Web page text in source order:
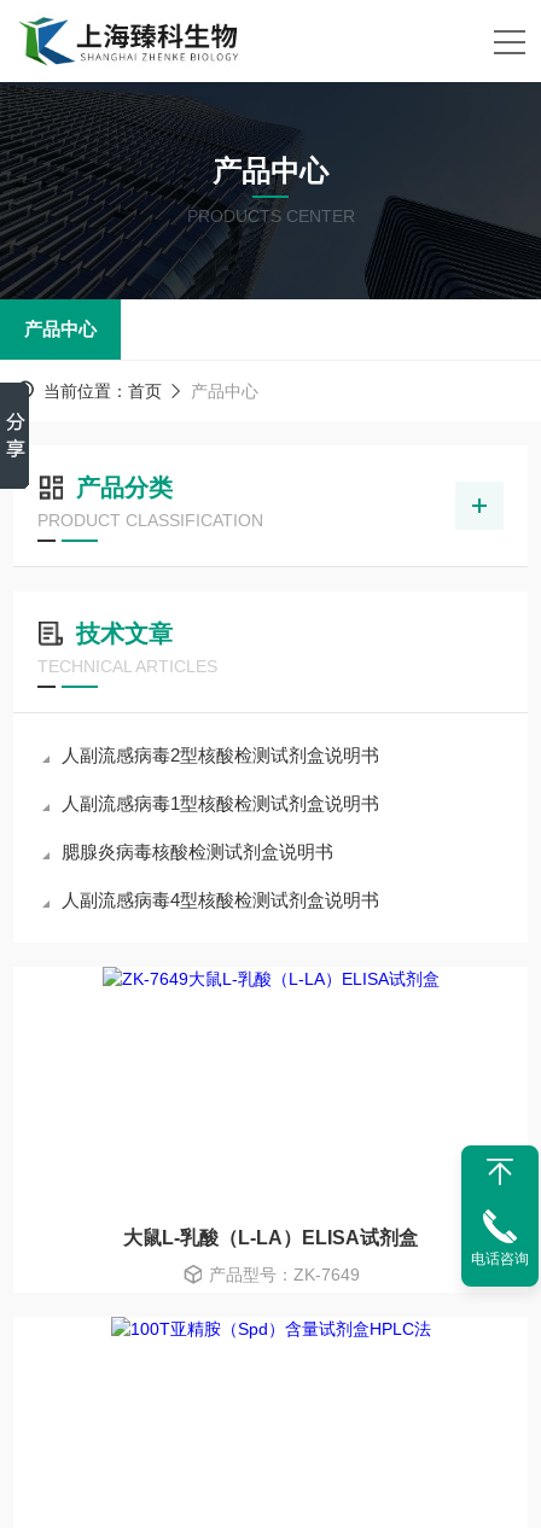
产品中心
PRODUCTS CENTER
产品中心
当前位置： 首页 产品中心
产品分类
PRODUCT CLASSIFICATION
技术文章
TECHNICAL ARTICLES
人副流感病毒2型核酸检测试剂盒说明书
人副流感病毒1型核酸检测试剂盒说明书
腮腺炎病毒核酸检测试剂盒说明书
人副流感病毒4型核酸检测试剂盒说明书
大鼠L-乳酸（L-LA）ELISA试剂盒
产品型号：ZK-7649
电话咨询